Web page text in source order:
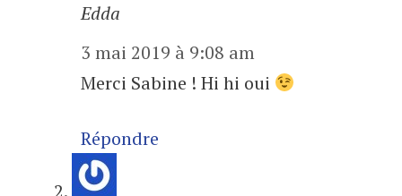
Edda
3 mai 2019 à 9:08 am
Merci Sabine ! Hi hi oui
Répondre